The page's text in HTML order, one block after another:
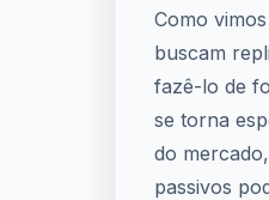
Como
buscam
fazê-lo de
se torna
do
passivos